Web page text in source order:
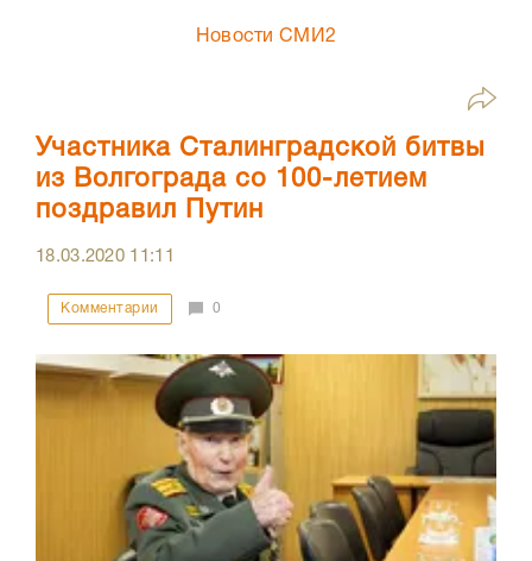
Новости СМИ2
Участника Сталинградской битвы
из Волгограда со 100-летием
поздравил Путин
18.03.2020 11:11
Комментарии 0